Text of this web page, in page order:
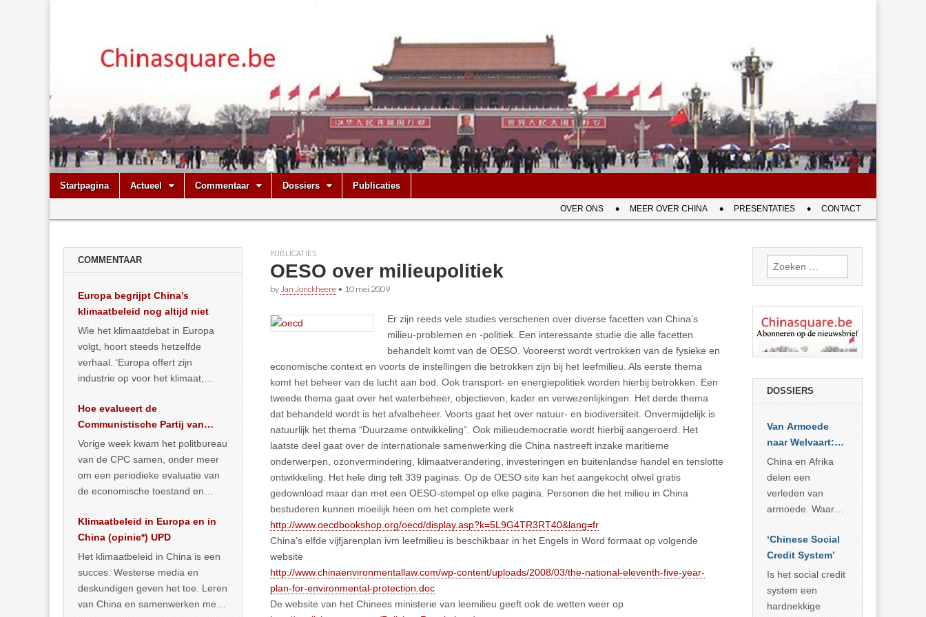
Chinasquare.be
Main
menu
Skip
Startpagina Actueel Commentaar Dossiers Publicaties
menu
OVER ONS MEER OVER CHINA PRESENTATIES CONTACT
PUBLICATIES
OESO over milieupolitiek
by Jan Jonckheere • 10 mei 2009
Er zijn reeds vele studies verschenen over diverse facetten van China’s
milieu-problemen en -politiek. Een interessante studie die alle facetten
behandelt komt van de OESO. Vooreerst wordt vertrokken van de fysieke en
economische context en voorts de instellingen die betrokken zijn bij het leefmilieu. Als eerste thema
komt het beheer van de lucht aan bod. Ook transport- en energiepolitiek worden hierbij betrokken. Een
tweede thema gaat over het waterbeheer, objectieven, kader en verwezenlijkingen. Het derde thema
dat behandeld wordt is het afvalbeheer. Voorts gaat het over natuur- en biodiversiteit. Onvermijdelijk is
natuurlijk het thema “Duurzame ontwikkeling”. Ook milieudemocratie wordt hierbij aangeroerd. Het
laatste deel gaat over de internationale samenwerking die China nastreeft inzake maritieme
onderwerpen, ozonvermindering, klimaatverandering, investeringen en buitenlandse handel en tenslotte
ontwikkeling. Het hele ding telt 339 paginas. Op de OESO site kan het aangekocht ofwel gratis
gedownload maar dan met een OESO-stempel op elke pagina. Personen die het milieu in China
bestuderen kunnen moeilijk heen om het complete werk
http://www.oecdbookshop.org/oecd/display.asp?k=5L9G4TR3RT40&lang=fr
China’s elfde vijfjarenplan ivm leefmilieu is beschikbaar in het Engels in Word formaat op volgende
website
http://www.chinaenvironmentallaw.com/wp-content/uploads/2008/03/the-national-eleventh-five-year-
plan-for-environmental-protection.doc
De website van het Chinees ministerie van leemilieu geeft ook de wetten weer op
COMMENTAAR
Europa begrijpt China’s
klimaatbeleid nog altijd niet
Wie het klimaatdebat in Europa
volgt, hoort steeds hetzelfde
verhaal. ‘Europa offert zijn
industrie op voor het klimaat,
vergroening… >> lees meer
Hoe evalueert de
Communistische Partij van
China de economische
situatie?
Vorige week kwam het politbureau
van de CPC samen, onder meer
om een periodieke evaluatie van
de economische toestand en
publiceerden… >> lees meer
Klimaatbeleid in Europa en in
China (opinie*) UPD
Het klimaatbeleid in China is een
succes. Westerse media en
deskundigen geven het toe. Leren
van China en samenwerken met
Zoeken
naar:
DOSSIERS
Van Armoede
naar Welvaart:
Wat Afrika kan
leren van
China’s
economisch
China en Afrika
delen een
verleden van
armoede. Waar
voorbije veertig
jaar in slaagde
meer dan 800
miljoen mensen
uit de armoede
‘Chinese Social
Credit System’
Is het social credit
system een
hardnekkige